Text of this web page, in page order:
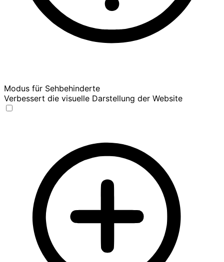
Modus für Sehbehinderte
Verbessert die visuelle Darstellung der Website